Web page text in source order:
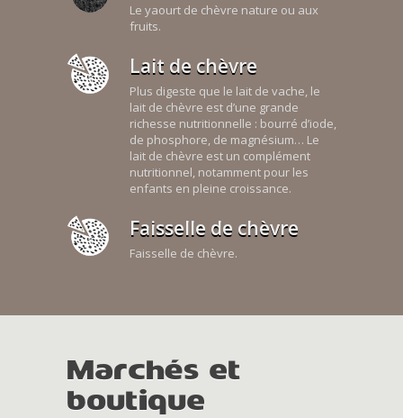
Le yaourt de chèvre nature ou aux
fruits.
Lait de chèvre
Plus digeste que le lait de vache, le
lait de chèvre est d’une grande
richesse nutritionnelle : bourré d’iode,
de phosphore, de magnésium… Le
lait de chèvre est un complément
nutritionnel, notamment pour les
enfants en pleine croissance.
Faisselle de chèvre
Faisselle de chèvre.
Marchés et
boutique